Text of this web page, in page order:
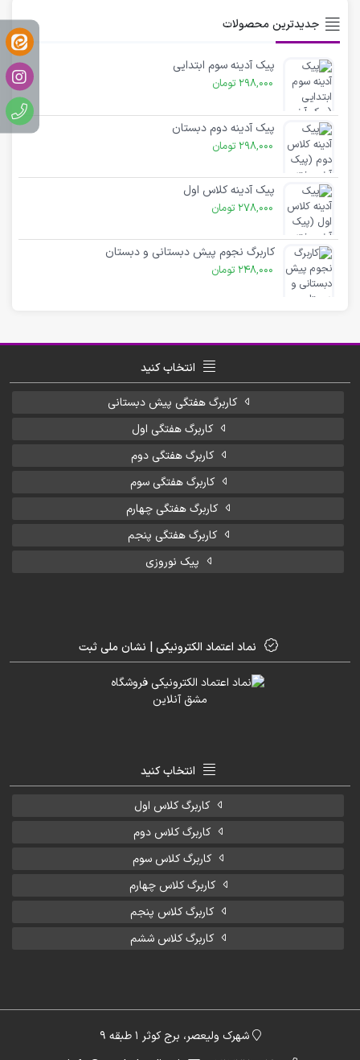
جدیدترین محصولات
پیک آدینه سوم ابتدایی
298,000 تومان
پیک آدینه دوم دبستان
298,000 تومان
پیک آدینه کلاس اول
278,000 تومان
کاربرگ نجوم پیش دبستانی و دبستان
248,000 تومان
انتخاب کنید
کاربرگ هفتگی پیش دبستانی
کاربرگ هفتگی اول
کاربرگ هفتگی دوم
کاربرگ هفتگی سوم
کاربرگ هفتگی چهارم
کاربرگ هفتگی پنجم
پیک نوروزی
نماد اعتماد الکترونیکی | نشان ملی ثبت
انتخاب کنید
کاربرگ کلاس اول
کاربرگ کلاس دوم
کاربرگ کلاس سوم
کاربرگ کلاس چهارم
کاربرگ کلاس پنجم
کاربرگ کلاس ششم
شهرک ولیعصر، برج کوثر 1 طبقه 9